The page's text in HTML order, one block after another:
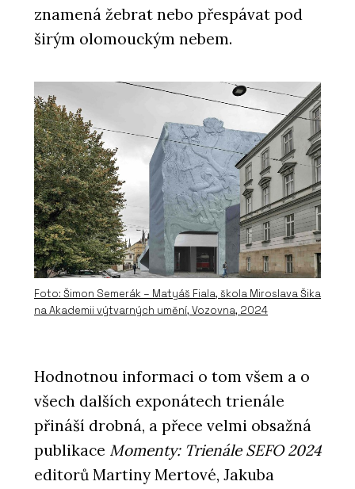
znamená žebrat nebo přespávat pod
širým olomouckým nebem.
Foto: Šimon Semerák – Matyáš Fiala, škola Miroslava Šika
na Akademii výtvarných umění, Vozovna, 2024
Hodnotnou informaci o tom všem a o
všech dalších exponátech trienále
přináší drobná, a přece velmi obsažná
publikace Momenty: Trienále SEFO 2024
editorů Martiny Mertové, Jakuba